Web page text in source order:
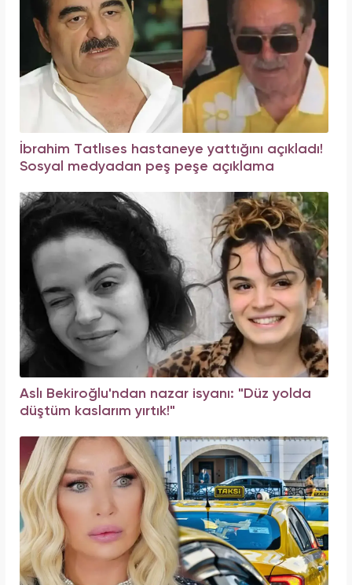
İbrahim Tatlıses hastaneye yattığını açıkladı!
Sosyal medyadan peş peşe açıklama
Aslı Bekiroğlu'ndan nazar isyanı: "Düz yolda
düştüm kaslarım yırtık!"